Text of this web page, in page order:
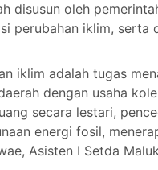
disusun oleh
perubahan iklim, serta
iklim adalah tugas
dengan usaha
secara lestari,
energi fosil,
Asisten I Setda